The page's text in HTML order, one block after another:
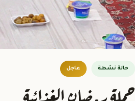
حالة نشطة عاجل
حملة رمضان الغذائية